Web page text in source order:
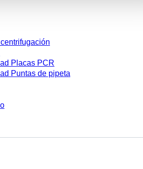
Placas PCR
Puntas de pipeta